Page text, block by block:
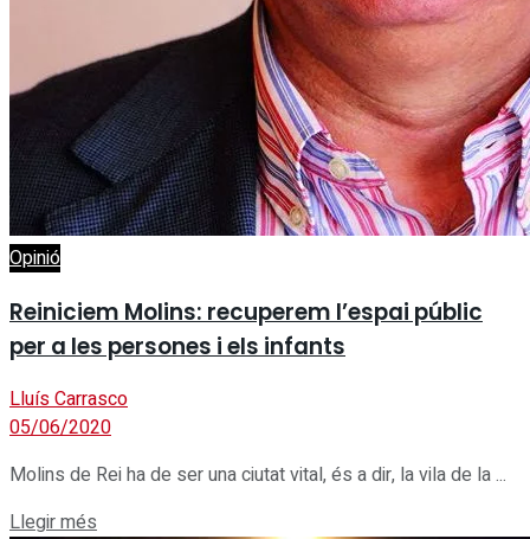
Opinió
Reiniciem Molins: recuperem l’espai públic
per a les persones i els infants
Lluís Carrasco
05/06/2020
Molins de Rei ha de ser una ciutat vital, és a dir, la vila de la ...
Llegir més